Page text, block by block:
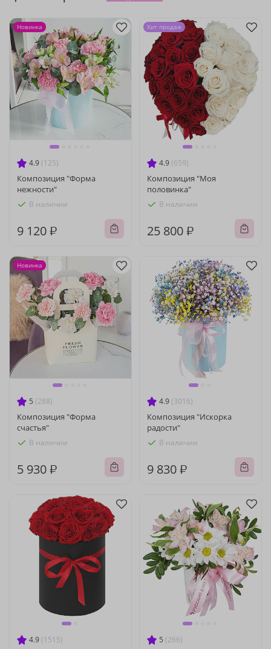
4.9 (125)
Композиция "Форма
нежности"
В наличии
9 120 ₽
Новинка
4.9 (659)
Композиция "Моя
половинка"
В наличии
25 800 ₽
Хит продаж
5 (288)
Композиция "Форма
счастья"
В наличии
5 930 ₽
Новинка
4.9 (3016)
Композиция "Искорка
радости"
В наличии
9 830 ₽
4.9 (1515) 5 (266)